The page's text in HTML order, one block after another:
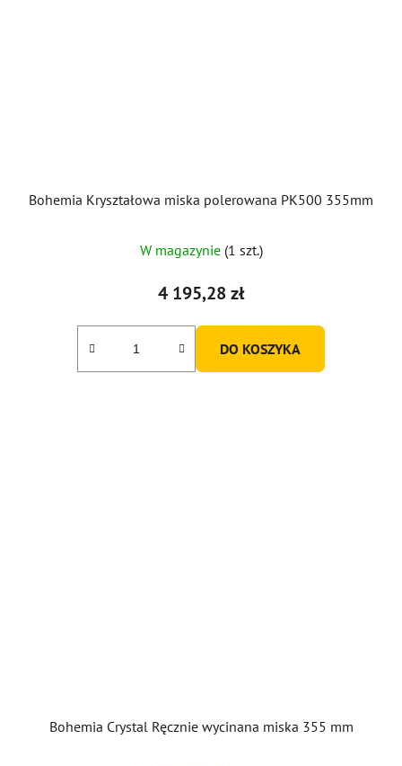
Bohemia Kryształowa miska polerowana PK500 355mm
W magazynie (1 szt.)
4 195,28 zł
DO KOSZYKA
Bohemia Crystal Ręcznie wycinana miska 355 mm